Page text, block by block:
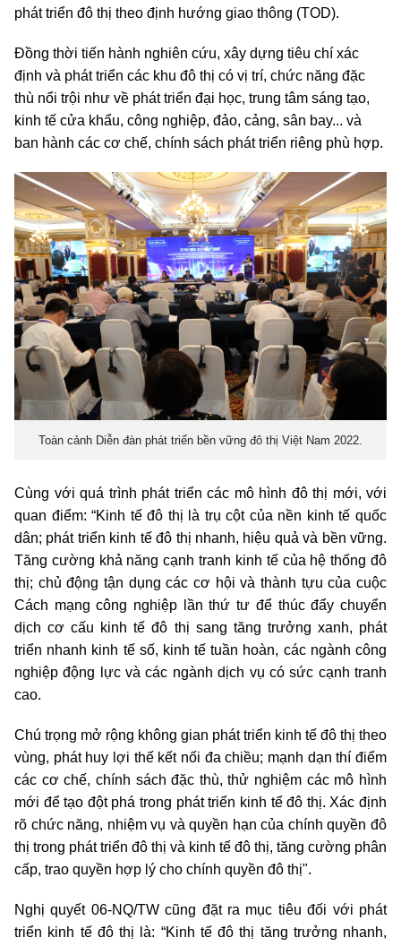
phát triển đô thị theo định hướng giao thông (TOD).
Đồng thời tiến hành nghiên cứu, xây dựng tiêu chí xác
định và phát triển các khu đô thị có vị trí, chức năng đặc
thù nổi trội như về phát triển đại học, trung tâm sáng tạo,
kinh tế cửa khẩu, công nghiệp, đảo, cảng, sân bay... và
ban hành các cơ chế, chính sách phát triển riêng phù hợp.
Toàn cảnh Diễn đàn phát triển bền vững đô thị Việt Nam 2022.
Cùng với quá trình phát triển các mô hình đô thị mới, với
quan điểm: “Kinh tế đô thị là trụ cột của nền kinh tế quốc
dân; phát triển kinh tế đô thị nhanh, hiệu quả và bền vững.
Tăng cường khả năng cạnh tranh kinh tế của hệ thống đô
thị; chủ động tận dụng các cơ hội và thành tựu của cuộc
Cách mạng công nghiệp lần thứ tư để thúc đẩy chuyển
dịch cơ cấu kinh tế đô thị sang tăng trưởng xanh, phát
triển nhanh kinh tế số, kinh tế tuần hoàn, các ngành công
nghiệp động lực và các ngành dịch vụ có sức cạnh tranh
cao.
Chú trọng mở rộng không gian phát triển kinh tế đô thị theo
vùng, phát huy lợi thế kết nối đa chiều; mạnh dạn thí điểm
các cơ chế, chính sách đặc thù, thử nghiệm các mô hình
mới để tạo đột phá trong phát triển kinh tế đô thị. Xác định
rõ chức năng, nhiệm vụ và quyền hạn của chính quyền đô
thị trong phát triển đô thị và kinh tế đô thị, tăng cường phân
cấp, trao quyền hợp lý cho chính quyền đô thị".
Nghị quyết 06-NQ/TW cũng đặt ra mục tiêu đối với phát
triển kinh tế đô thị là: “Kinh tế đô thị tăng trưởng nhanh,